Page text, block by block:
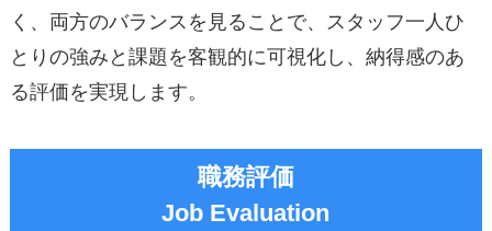
く、両方のバランスを見ることで、スタッフ一人ひ
とりの強みと課題を客観的に可視化し、納得感のあ
る評価を実現します。
職務評価
Job Evaluation